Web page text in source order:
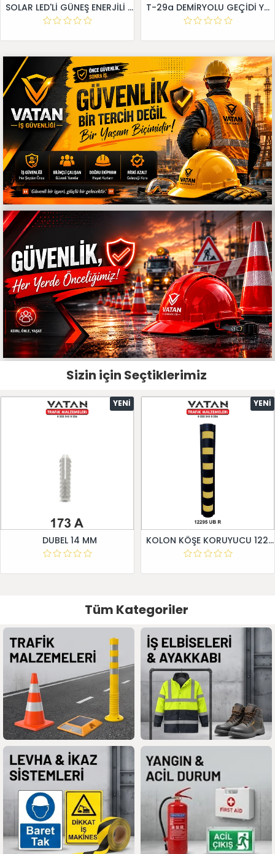
SOLAR LED'Lİ GÜNEŞ ENERJİLİ LEVHA T-29a DEMİRYOLU GEÇİDİ YAKLAŞIM LEVHALARI (Sağ)
Sizin için Seçtiklerimiz
YENI
DUBEL 14 MM
YENI
KOLON KÖŞE KORUYUCU 12295 UB R
Tüm Kategoriler